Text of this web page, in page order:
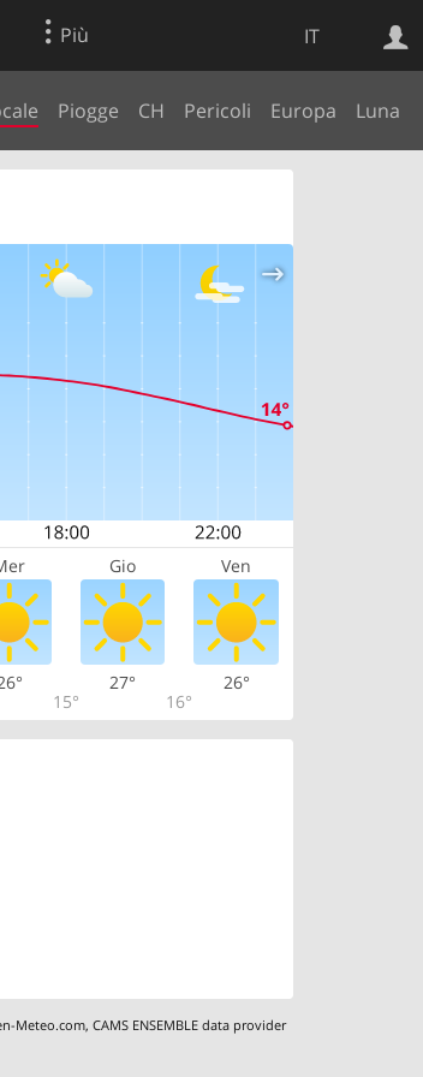
IT
Più
Piogge CH Pericoli Europa Luna
Gio Ven
15°
27°
16°
26°
Meteo.com,CAMS ENSEMBLE data provider
Ricerca Web